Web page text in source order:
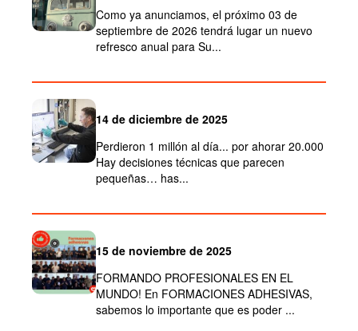
Como ya anunciamos, el próximo 03 de
septiembre de 2026 tendrá lugar un nuevo
refresco anual para Su...
14 de diciembre de 2025
Perdieron 1 millón al día... por ahorar 20.000
Hay decisiones técnicas que parecen
pequeñas… has...
15 de noviembre de 2025
FORMANDO PROFESIONALES EN EL
MUNDO! En FORMACIONES ADHESIVAS,
sabemos lo importante que es poder ...